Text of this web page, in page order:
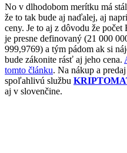
No v dlhodobom merítku má
že to tak bude aj naďalej, aj
ceny. Je to aj z dôvodu že
je presne definovaný (21 000
999,9769) a tým pádom ak si
bude zákonite rásť aj jeho cena.
tomto článku. Na nákup a
spoľahlivú službu
aj v slovenčine.